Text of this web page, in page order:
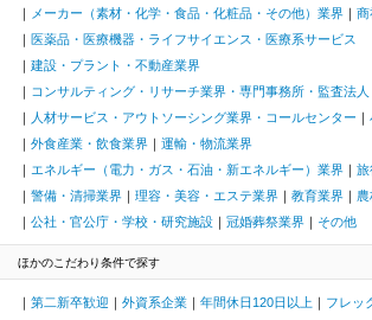
メーカー（素材・化学・食品・化粧品・その他）業界
商
医薬品・医療機器・ライフサイエンス・医療系サービス
建設・プラント・不動産業界
コンサルティング・リサーチ業界・専門事務所・監査法人
人材サービス・アウトソーシング業界・コールセンター
外食産業・飲食業界
運輸・物流業界
エネルギー（電力・ガス・石油・新エネルギー）業界
旅
警備・清掃業界
理容・美容・エステ業界 教育業界
公社・官公庁・学校・研究施設
冠婚葬祭業界 その他
ほかのこだわり条件で探す
第二新卒歓迎 外資系企業 年間休日120日以上
フレッ